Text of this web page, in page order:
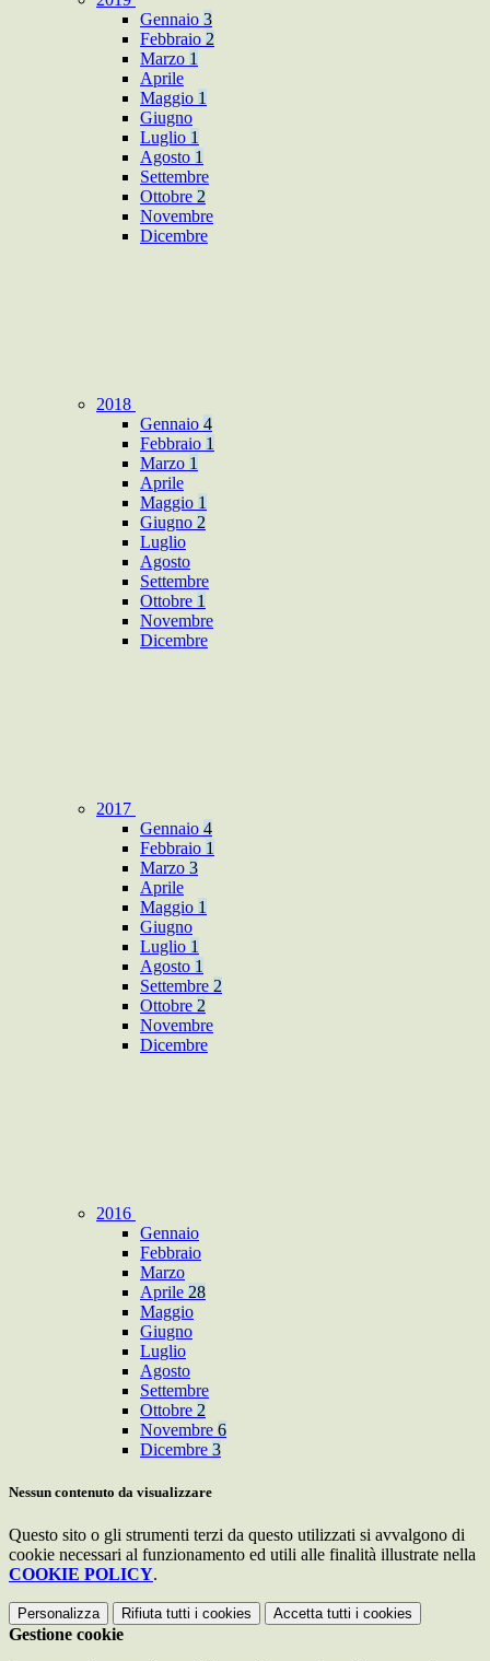
Gennaio 3
Febbraio 2
Marzo 1
Aprile
Maggio 1
Giugno
Luglio 1
Agosto 1
Settembre
Ottobre 2
Novembre
Dicembre
2018
Gennaio 4
Febbraio 1
Marzo 1
Aprile
Maggio 1
Giugno 2
Luglio
Agosto
Settembre
Ottobre 1
Novembre
Dicembre
2017
Gennaio 4
Febbraio 1
Marzo 3
Aprile
Maggio 1
Giugno
Luglio 1
Agosto 1
Settembre 2
Ottobre 2
Novembre
Dicembre
2016
Gennaio
Febbraio
Marzo
Aprile 28
Maggio
Giugno
Luglio
Agosto
Settembre
Ottobre 2
Novembre 6
Dicembre 3
Nessun contenuto da visualizzare
Questo sito o gli strumenti terzi da questo utilizzati si avvalgono di
cookie necessari al funzionamento ed utili alle finalità illustrate nella
COOKIE POLICY.
Personalizza Rifiuta tutti i cookies Accetta tutti i cookies
Gestione cookie